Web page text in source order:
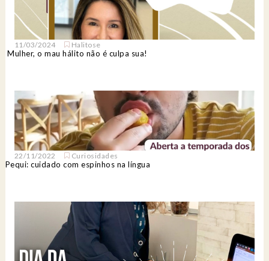
11/03/2024 Halitose
Mulher, o mau hálito não é culpa sua!
22/11/2022 Curiosidades
Pequi: cuidado com espinhos na língua